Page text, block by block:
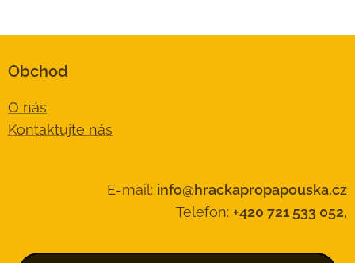
Obchod
O nás
Kontaktujte nás
E-mail: info@hrackapropapouska.cz
Telefon: +420 721 533 052,